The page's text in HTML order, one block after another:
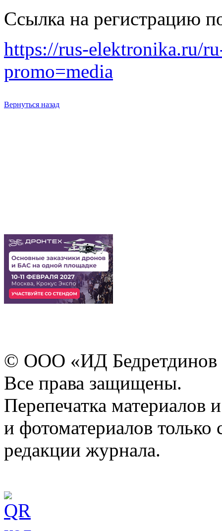
Ссылка на регистрацию
https://rus-elektronika.ru/
promo=media
Вернуться назад
© ООО «ИД
Все права защищены.
Перепечатка материалов
и фотоматериалов
редакции журнала.